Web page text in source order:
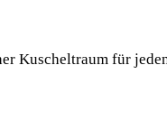
Kuscheltraum für